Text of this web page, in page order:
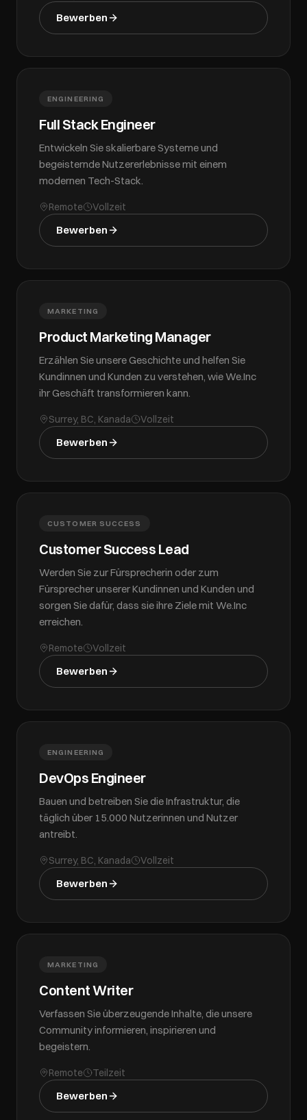
Bewerben
ENGINEERING
Full Stack Engineer
Entwickeln Sie skalierbare Systeme und
begeisternde Nutzererlebnisse mit einem
modernen Tech-Stack.
Remote Vollzeit
Bewerben
MARKETING
Product Marketing Manager
Erzählen Sie unsere Geschichte und helfen Sie
Kundinnen und Kunden zu verstehen, wie We.Inc
ihr Geschäft transformieren kann.
Surrey, BC, Kanada Vollzeit
Bewerben
CUSTOMER SUCCESS
Customer Success Lead
Werden Sie zur Fürsprecherin oder zum
Fürsprecher unserer Kundinnen und Kunden und
sorgen Sie dafür, dass sie ihre Ziele mit We.Inc
erreichen.
Remote Vollzeit
Bewerben
ENGINEERING
DevOps Engineer
Bauen und betreiben Sie die Infrastruktur, die
täglich über 15.000 Nutzerinnen und Nutzer
antreibt.
Surrey, BC, Kanada Vollzeit
Bewerben
MARKETING
Content Writer
Verfassen Sie überzeugende Inhalte, die unsere
Community informieren, inspirieren und
begeistern.
Remote Teilzeit
Bewerben